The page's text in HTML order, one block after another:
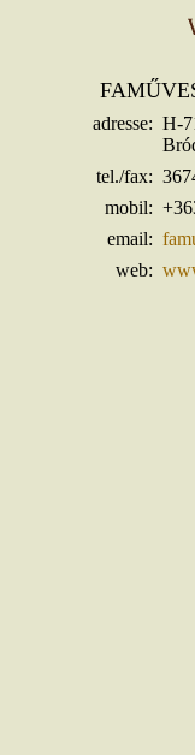
adresse: H-
tel./fax:
mobil:
email:
web: